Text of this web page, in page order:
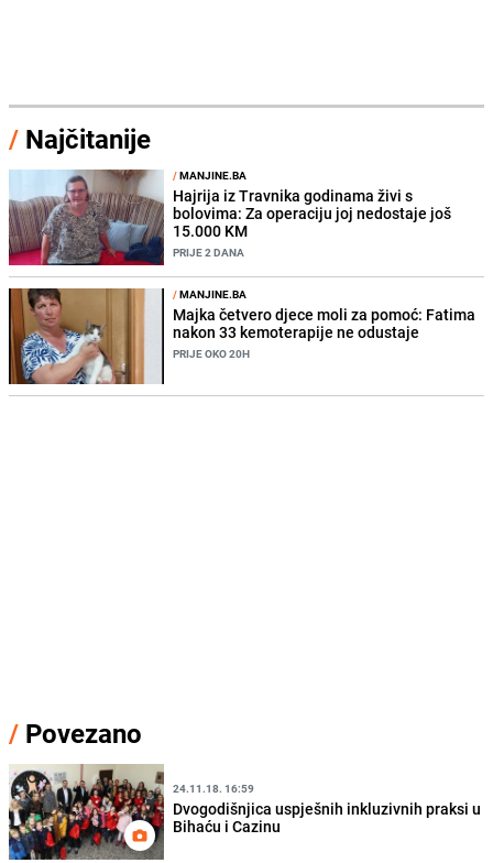
/ Najčitanije
/MANJINE.BA
Hajrija iz Travnika godinama živi s
bolovima: Za operaciju joj nedostaje još
15.000 KM
PRIJE 2 DANA
/MANJINE.BA
Majka četvero djece moli za pomoć: Fatima
nakon 33 kemoterapije ne odustaje
PRIJE OKO 20H
/ Povezano
24.11.18. 16:59
Dvogodišnjica uspješnih inkluzivnih praksi u
Bihaću i Cazinu